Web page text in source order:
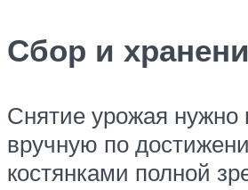
Сбор и
Снятие урожая нужно
вручную по
костянками полной